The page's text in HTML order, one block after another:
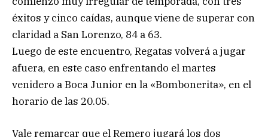
éxitos y cinco caídas, aunque viene de superar con
claridad a San Lorenzo, 84 a 63.
Luego de este encuentro, Regatas volverá a jugar
afuera, en este caso enfrentando el martes
venidero a Boca Junior en la «Bombonerita», en el
horario de las 20.05.
Vale remarcar que el Remero jugará los dos